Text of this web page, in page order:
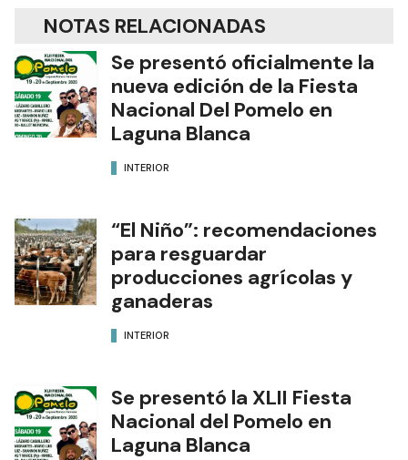
NOTAS RELACIONADAS
Se presentó oficialmente la
nueva edición de la Fiesta
Nacional Del Pomelo en
Laguna Blanca
INTERIOR
“El Niño”: recomendaciones
para resguardar
producciones agrícolas y
ganaderas
INTERIOR
Se presentó la XLII Fiesta
Nacional del Pomelo en
Laguna Blanca